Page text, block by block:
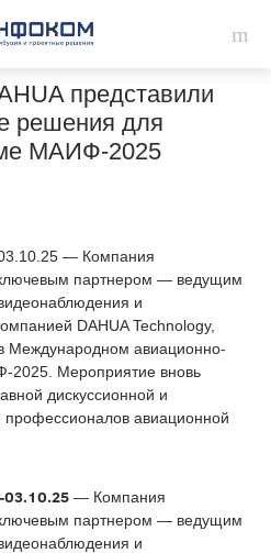
представили
решения для
МАИФ-2025
— Компания
партнером — ведущим
и
DAHUA Technology,
Международном авиационно-
Мероприятие вновь
дискуссионной и
авиационной
03.10.25 — Компания
партнером — ведущим
и